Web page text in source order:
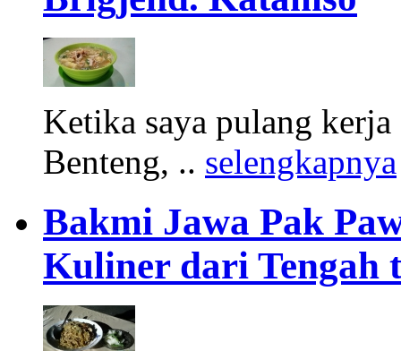
Ketika saya pulang
Benteng, .. selengkapnya
Bakmi Jawa Pak
Kuliner dari Tengah